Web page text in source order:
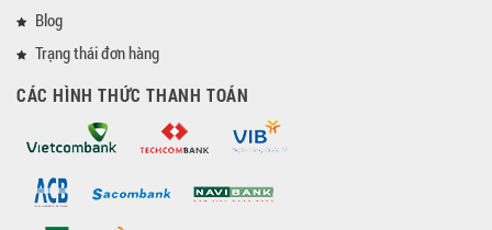
Blog
Trạng thái đơn hàng
CÁC HÌNH THỨC THANH TOÁN